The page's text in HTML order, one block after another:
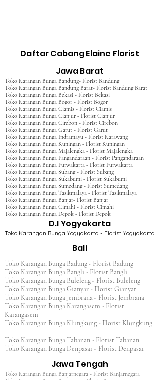
Daftar Cabang Elaine Florist
Jawa Barat
Toko Karangan Bunga Bandung- Florist Bandung
Toko Karangan Bunga Bandung Barat- Florist Bandung Barat
Toko Karangan Bunga Bekasi - Florist Bekasi
Toko Karangan Bunga Bogor - Florist Bogor
Toko Karangan Bunga Ciamis - Florist Ciamis
Toko Karangan Bunga Cianjur - Florist Cianjur
Toko Karangan Bunga Cirebon - Florist Cirebon
Toko Karangan Bunga Garut - Florist Garut
Toko Karangan Bunga Indramayu - Florist Karawang
Toko Karangan Bunga Kuningan - Florist Kuningan
Toko Karangan Bunga Majalengka - Florist Majalengka
Toko Karangan Bunga Pangandaraan - Florist Pangandaraan
Toko Karangan Bunga Purwakarta - Florist Purwakarta
Toko Karangan Bunga Subang - Florist Subang
Toko Karangan Bunga Sukabumi - Florist Sukabumi
Toko Karangan Bunga Sumedang - Florist Sumedang
Toko Karangan Bunga Tasikmalaya - Florist Tasikmalaya
Toko Karangan Bunga Banjar- Florist Banjar
Toko Karangan Bunga Cimahi - Florist Cimahi
Toko Karangan Bunga Depok - Florist Depok
D.I Yogyakarta
Toko Karangan Bunga Yogyakarta - Florist Yogyakarta
Bali
Toko Karangan Bunga Badung - Florist Badung
Toko Karangan Bunga Bangli - Florist Bangli
Toko Karangan Bunga Buleleng - Florist Buleleng
Toko Karangan Bunga Gianyar - Florist Gianyar
Toko Karangan Bunga Jembrana - Florist Jembrana
Toko Karangan Bunga Karangasem - Florist
Karangasem
Toko Karangan Bunga Klungkung - Florist Klungkung
Toko Karangan Bunga Tabanan - Florist Tabanan
Toko Karangan Bunga Denpasar - Florist Denpasar
Jawa Tengah
Toko Karangan Bunga Banjarnegara - Florist Banjarnegara